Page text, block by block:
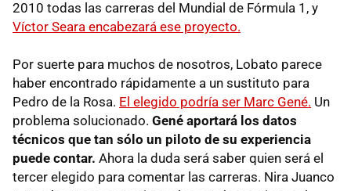
2010 todas las carreras del Mundial de Fórmula 1, y
Víctor Seara encabezará ese proyecto.
Por suerte para muchos de nosotros, Lobato parece
haber encontrado rápidamente a un sustituto para
Pedro de la Rosa. El elegido podría ser Marc Gené. Un
problema solucionado. Gené aportará los datos
técnicos que tan sólo un piloto de su experiencia
puede contar. Ahora la duda será saber quien será el
tercer elegido para comentar las carreras. Nira Juanco